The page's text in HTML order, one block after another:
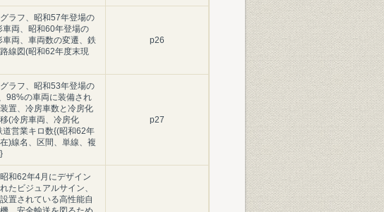
ラフ、昭和57年登場の
車両、昭和60年登場の
車両、車両数の変遷、鉄
線図(昭和62年度末現
p26
ラフ、昭和53年登場の
98%の車両に装備され
置、冷房車数と冷房化
(冷房車両、冷房化
道営業キロ数{(昭和62年
)線名、区間、単線、複
p27
和62年4月にデザイン
たビジュアルサイン、
置されている高性能自